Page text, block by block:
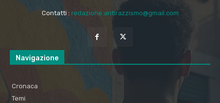
Contatti : redazione.antirazzismo@gmail.com
Navigazione
Cronaca
Temi